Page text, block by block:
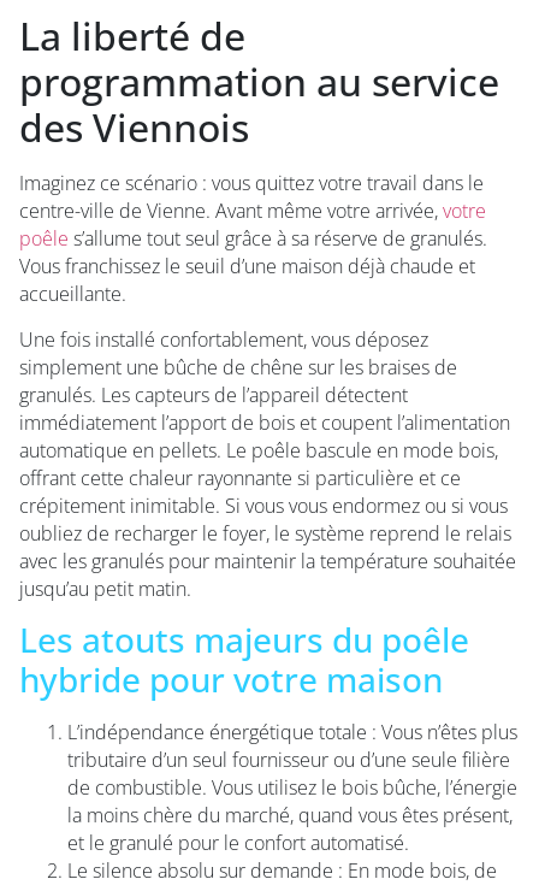
La liberté de
programmation au service
des Viennois
Imaginez ce scénario : vous quittez votre travail dans le
centre-ville de Vienne. Avant même votre arrivée,votre
poêle s’allume tout seul grâce à sa réserve de granulés.
Vous franchissez le seuil d’une maison déjà chaude et
accueillante.
Une fois installé confortablement, vous déposez
simplement une bûche de chêne sur les braises de
granulés. Les capteurs de l’appareil détectent
immédiatement l’apport de bois et coupent l’alimentation
automatique en pellets. Le poêle bascule en mode bois,
offrant cette chaleur rayonnante si particulière et ce
crépitement inimitable. Si vous vous endormez ou si vous
oubliez de recharger le foyer, le système reprend le relais
avec les granulés pour maintenir la température souhaitée
jusqu’au petit matin.
Les atouts majeurs du poêle
hybride pour votre maison
L’indépendance énergétique totale : Vous n’êtes plus
tributaire d’un seul fournisseur ou d’une seule filière
de combustible. Vous utilisez le bois bûche, l’énergie
la moins chère du marché, quand vous êtes présent,
et le granulé pour le confort automatisé.
Le silence absolu sur demande : En mode bois, de